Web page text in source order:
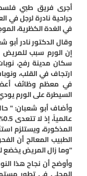
أجرى فريق طبي
جراحية نادرة لرجل في
في الغدة الكظرية،
وقال الدكتور نادر أبو
سكان مدينة رفح،
ارتجاف في القلب،
في معظم وظائف
السيطرة على الورم
وأضاف أبو شعبان: "
المذكورة، ويستلزم
الطبيب المعالج أن
"وما زال المريض يخضع
وأوضح أن نجاح هذا